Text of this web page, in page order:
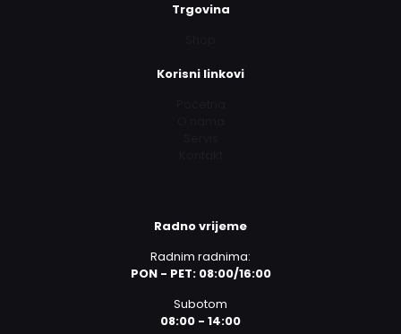
Trgovina
Korisni linkovi
Radno vrijeme
Radnim radnima:
PON - PET: 08:00/16:00
Subotom
08:00 - 14:00